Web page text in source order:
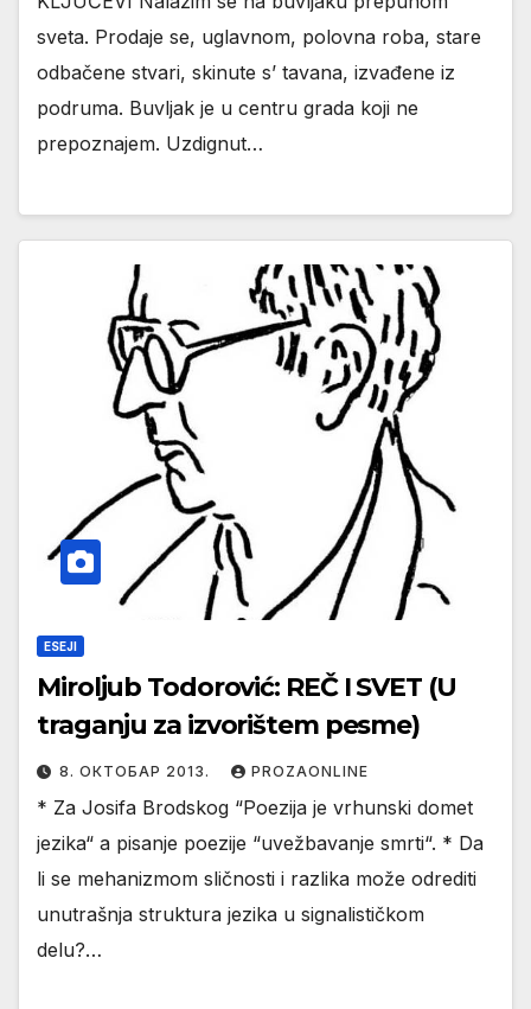
sveta. Prodaje se, uglavnom, polovna roba, stare
odbačene stvari, skinute s’ tavana, izvađene iz
podruma. Buvljak je u centru grada koji ne
prepoznajem. Uzdignut…
ESEJI
Miroljub Todorović: REČ I SVET (U
traganju za izvorištem pesme)
8. ОКТОБАР 2013. PROZAONLINE
* Za Josifa Brodskog “Poezija je vrhunski domet
jezika“ a pisanje poezije “uvežbavanje smrti“. * Da
li se mehanizmom sličnosti i razlika može odrediti
unutrašnja struktura jezika u signalističkom
delu?…